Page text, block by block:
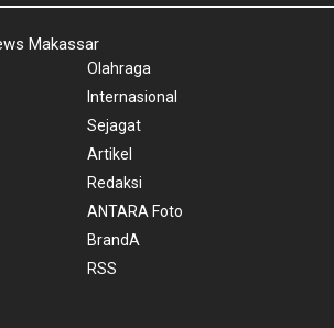
Makassar
Olahraga
Internasional
Sejagat
Artikel
Redaksi
ANTARA Foto
BrandA
RSS